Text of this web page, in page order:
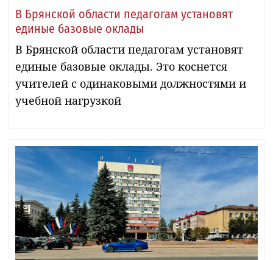
В Брянской области педагогам установят
единые базовые оклады
В Брянской области педагогам установят
единые базовые оклады. Это коснется
учителей с одинаковыми должностями и
учебной нагрузкой